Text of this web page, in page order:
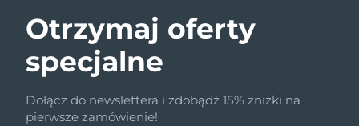
Otrzymaj oferty
specjalne
Dołącz do newslettera i zdobądź 15% zniżki na
pierwsze zamówienie!